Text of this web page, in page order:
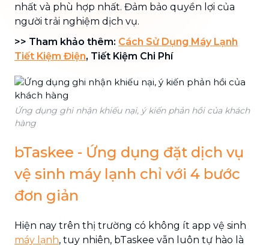
nhất và phù hợp nhất. Đảm bảo quyền lợi của
người trải nghiệm dịch vụ.
>> Tham khảo thêm: Cách Sử Dụng Máy Lạnh
Tiết Kiệm Điện, Tiết Kiệm Chi Phí
Ứng dụng ghi nhận khiếu nại, ý kiến phản hồi của khách
hàng
bTaskee - Ứng dụng đặt dịch vụ
vệ sinh máy lạnh chỉ với 4 bước
đơn giản
Hiện nay trên thị trường có không ít app vệ sinh
máy lạnh, tuy nhiên, bTaskee vẫn luôn tự hào là